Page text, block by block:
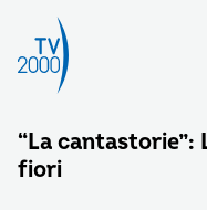
“La cantastorie”:
fiori